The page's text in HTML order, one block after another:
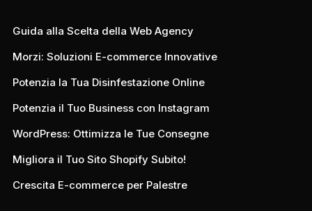
Guida alla Scelta della Web Agency
Morzi: Soluzioni E-commerce Innovative
Potenzia la Tua Disinfestazione Online
Potenzia il Tuo Business con Instagram
WordPress: Ottimizza le Tue Consegne
Migliora il Tuo Sito Shopify Subito!
Crescita E-commerce per Palestre